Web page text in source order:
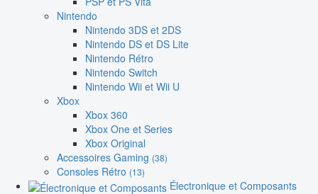
Nintendo
Nintendo 3DS et 2DS
Nintendo DS et DS Lite
Nintendo Rétro
Nintendo Switch
Nintendo Wii et Wii U
Xbox
Xbox 360
Xbox One et Series
Xbox Original
Accessoires Gaming (38)
Consoles Rétro (13)
Électronique et Composants